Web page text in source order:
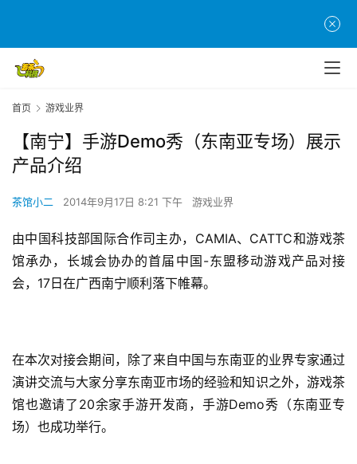
首页 游戏业界
【南宁】手游Demo秀（东南亚专场）展示
产品介绍
茶馆小二 2014年9月17日 8:21 下午 游戏业界
由中国科技部国际合作司主办，CAMIA、CATTC和游戏茶
馆承办，长城会协办的首届中国-东盟移动游戏产品对接
会，17日在广西南宁顺利落下帷幕。
在本次对接会期间，除了来自中国与东南亚的业界专家通过
演讲交流与大家分享东南亚市场的经验和知识之外，游戏茶
馆也邀请了20余家手游开发商，手游Demo秀（东南亚专
场）也成功举行。